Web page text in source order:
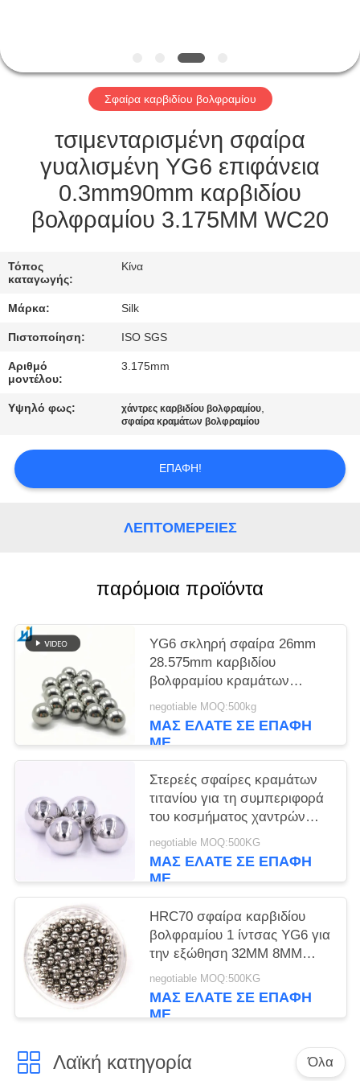
ΜΑΣ
ΕΛΆΤΕ
ΕΠΑΦΉ
ΕΙΔΉΣΕΙΣ
ΠΕΡΙΠΤΏΣΕΙΣ
ΖΗΤΉΣΤΕ
ΈΝΑ
ΑΠΌΣΠΑΣΜΑ
SITEMAP
PRIVACY
POLICY
Σφαίρα καρβιδίου βολφραμίου
τσιμενταρισμένη σφαίρα
γυαλισμένη YG6 επιφάνεια
0.3mm90mm καρβιδίου
βολφραμίου 3.175MM WC20
Τόπος
καταγωγής:
Κίνα
Μάρκα: Silk
Πιστοποίηση: ISO SGS
Αριθμό
μοντέλου:
3.175mm
Υψηλό φως: χάντρες καρβιδίου βολφραμίου,
σφαίρα κραμάτων βολφραμίου
ΕΠΑΦΉ!
ΛΕΠΤΟΜΈΡΕΙΕΣ
παρόμοια προϊόντα
YG6 σκληρή σφαίρα 26mm
28.575mm καρβιδίου
βολφραμίου κραμάτων
μερών ένδυσης καρβιδίου
βολφραμίου σφαιρών χάλυβα
κραμάτων
negotiable MOQ:500kg
ΜΑΣ ΕΛΆΤΕ ΣΕ ΕΠΑΦΉ
ΜΕ
Στερεές σφαίρες κραμάτων
τιτανίου για τη συμπεριφορά
του κοσμήματος χαντρών
τιτανίου που κάνει 4mm 5mm
6mm 8mm
negotiable MOQ:500KG
ΜΑΣ ΕΛΆΤΕ ΣΕ ΕΠΑΦΉ
ΜΕ
HRC70 σφαίρα καρβιδίου
βολφραμίου 1 ίντσας YG6 για
την εξώθηση 32MM 8MM
10MM τρυπών
negotiable MOQ:500KG
ΜΑΣ ΕΛΆΤΕ ΣΕ ΕΠΑΦΉ
ΜΕ
Λαϊκή κατηγορία Όλα